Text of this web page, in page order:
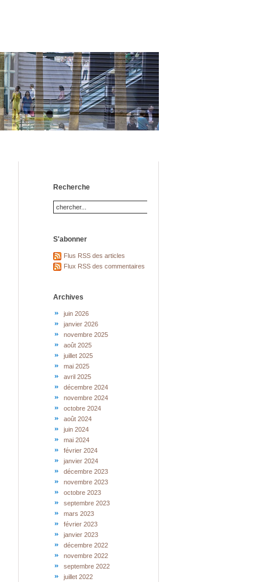
Recherche
S'abonner
Flus RSS des articles
Flux RSS des commentaires
Archives
juin 2026
janvier 2026
novembre 2025
août 2025
juillet 2025
mai 2025
avril 2025
décembre 2024
novembre 2024
octobre 2024
août 2024
juin 2024
mai 2024
février 2024
janvier 2024
décembre 2023
novembre 2023
octobre 2023
septembre 2023
mars 2023
février 2023
janvier 2023
décembre 2022
novembre 2022
septembre 2022
juillet 2022